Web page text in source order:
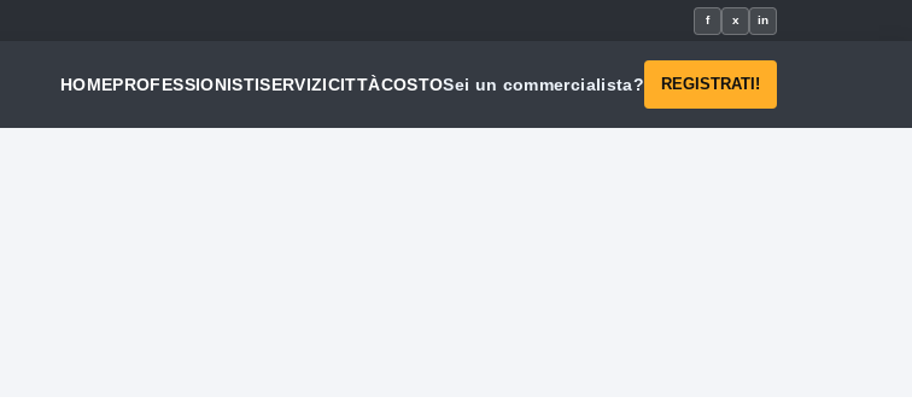
f x in
HOMEPROFESSIONISTISERVIZICITTÀCOSTOSei un commercialista? REGISTRATI!